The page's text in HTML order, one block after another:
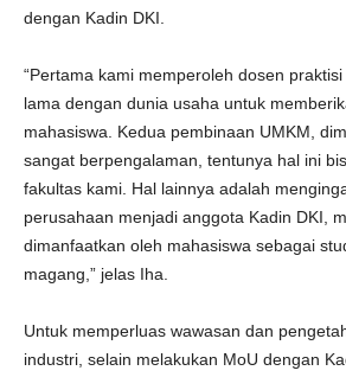
dengan Kadin DKI.
“Pertama kami memperoleh dosen
lama dengan dunia usaha untuk
mahasiswa. Kedua pembinaan UMKM,
sangat berpengalaman, tentunya hal ini
fakultas kami. Hal lainnya adalah
perusahaan menjadi anggota Kadin DKI,
dimanfaatkan oleh mahasiswa sebagai
magang,” jelas Iha.
Untuk memperluas wawasan dan
industri, selain melakukan MoU dengan